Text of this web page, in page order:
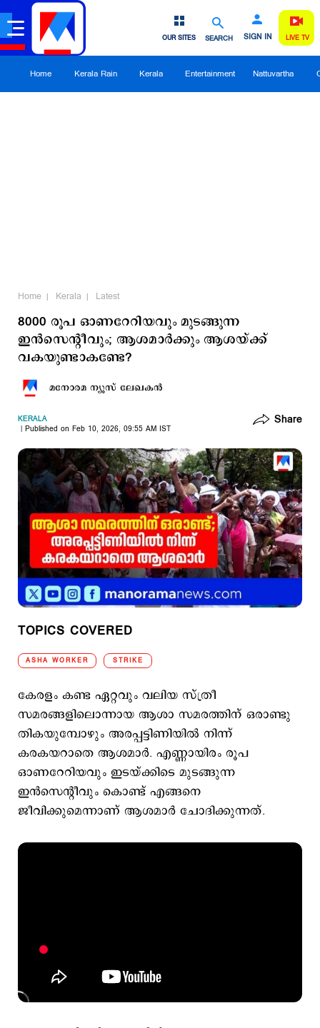
SEARCH SIGN IN
OUR SITES LIVE TV
Home Kerala Rain Kerala Entertainment Nattuvartha
Home Kerala Latest
8000 രൂപ ഓണറേറിയവും മുടങ്ങുന്ന
ഇൻസെന്റീവും; ആശമാര്‍ക്കും ആശയ്ക്ക്
വകയുണ്ടാകണ്ടേ?
മനോരമ ന്യൂസ് ലേഖകന്‍
KERALA
Published on Feb 10, 2026, 09:55 AM IST
Share
TOPICS COVERED
ASHA WORKER STRIKE
കേരളം കണ്ട ഏറ്റവും വലിയ സ്ത്രീ
സമരങ്ങളിലൊന്നായ ആശാ സമരത്തിന് ഒരാണ്ടു
തികയുമ്പോഴും അരപ്പട്ടിണിയില്‍ നിന്ന്
കരകയറാതെ ആശമാര്‍. എണ്ണായിരം രൂപ
ഒാണറേറിയവും ഇടയ്ക്കിടെ മുടങ്ങുന്ന
ഇന്‍സെന്‍റീവും കൊണ്ട് എങ്ങനെ
ജീവിക്കുമെന്നാണ് ആശമാര്‍ ചോദിക്കുന്നത്.